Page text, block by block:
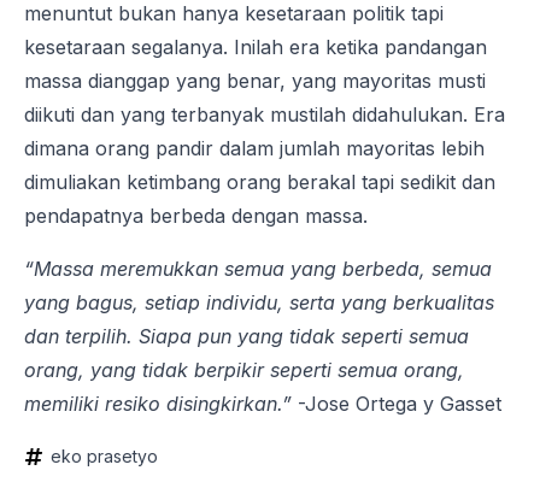
menuntut bukan hanya kesetaraan politik tapi
kesetaraan segalanya. Inilah era ketika pandangan
massa dianggap yang benar, yang mayoritas musti
diikuti dan yang terbanyak mustilah didahulukan. Era
dimana orang pandir dalam jumlah mayoritas lebih
dimuliakan ketimbang orang berakal tapi sedikit dan
pendapatnya berbeda dengan massa.
“Massa meremukkan semua yang berbeda, semua
yang bagus, setiap individu, serta yang berkualitas
dan terpilih. Siapa pun yang tidak seperti semua
orang, yang tidak berpikir seperti semua orang,
memiliki resiko disingkirkan.” -Jose Ortega y Gasset
eko prasetyo